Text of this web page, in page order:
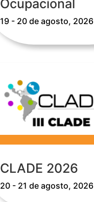
Ocupacional
19 - 20 de agosto, 2026
CLADE 2026
20 - 21 de agosto, 2026